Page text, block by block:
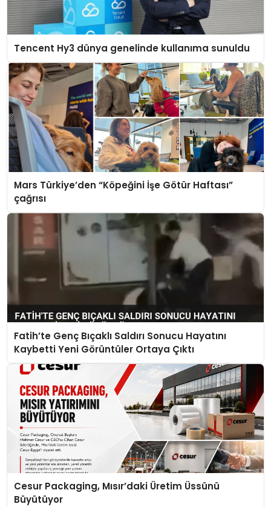
Tencent Hy3 dünya genelinde kullanıma sunuldu
Mars Türkiye’den “Köpeğini İşe Götür Haftası”
çağrısı
Fatih’te Genç Bıçaklı Saldırı Sonucu Hayatını
Kaybetti Yeni Görüntüler Ortaya Çıktı
Cesur Packaging, Mısır’daki Üretim Üssünü
Büyütüyor